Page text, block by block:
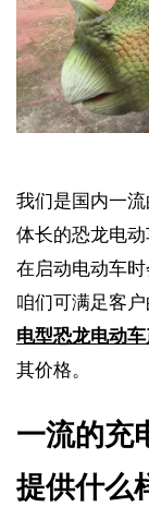
我们是国内一流
体长的恐龙电
在启动电动车
咱们可满足客
电型恐龙电动
其价格。
一流的充
提供什么